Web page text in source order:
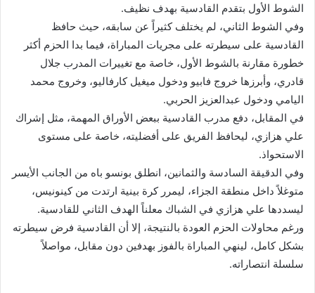
الشوط الأول بتقدم القادسية بهدف نظيف.
وفي الشوط الثاني، لم يختلف كثيراً عن سابقه، حيث حافظ
القادسية على سيطرته على مجريات المباراة، فيما بدا الحزم أكثر
خطورة مقارنة بالشوط الأول، خاصة مع تغييرات المدرب جلال
قادري، وأبرزها خروج فابيو ودخول ميغيل كارفاليو، وخروج محمد
اليامي ودخول عبدالعزيز الحربي.
في المقابل، دفع مدرب القادسية ببعض الأوراق المهمة، مثل إشراك
علي هزازي، ليحافظ الفريق على أفضليته، خاصة على مستوى
الاستحواذ.
وفي الدقيقة السادسة والثمانين، انطلق بونسو باه من الجانب الأيسر
متوغلاً داخل منطقة الجزاء، ليمرر كرة بينية ارتدت من كينونيس،
ليسددها علي هزازي في الشباك معلناً الهدف الثاني للقادسية.
ورغم محاولات الحزم العودة بالنتيجة، إلا أن القادسية فرض سيطرته
بشكل كامل، لينهي المباراة بالفوز بهدفين دون مقابل، مواصلاً
سلسلة انتصاراته.